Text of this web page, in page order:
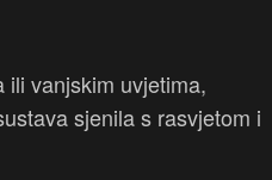
ili vanjskim uvjetima,
sjenila s rasvjetom i